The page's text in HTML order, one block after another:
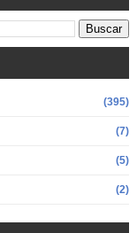
(395)
(7)
(5)
(2)